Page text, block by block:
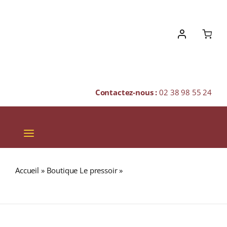
Contactez-nous :02 38 98 55 24
Toggle
Navigation
SPIRITUEUX
Accueil » Boutique Le pressoir»